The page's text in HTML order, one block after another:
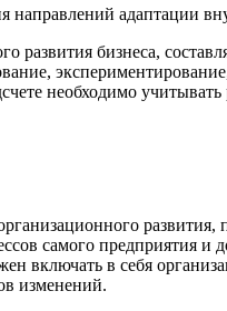
направлений адаптации
развития бизнеса,
необходимо
самого
включать в себя
изменений.